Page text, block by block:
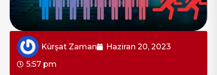
Kürşat Zaman
Haziran 20, 2023
5:57 pm